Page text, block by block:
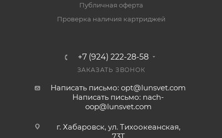
Публичная оферта
Проверка наличия картриджей
+7 (924) 222-28-58
ЗАКАЗАТЬ ЗВОНОК
Написать письмо: opt@lunsvet.com
Написать письмо: nach-
oop@lunsvet.com
г. Хабаровск, ул. Тихоокеанская,